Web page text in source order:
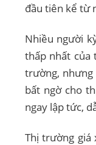
đầu tiên kể từ
Nhiều người
thấp nhất
trường, nhưng
bất ngờ cho
ngay lập tức,
Thị trường giá